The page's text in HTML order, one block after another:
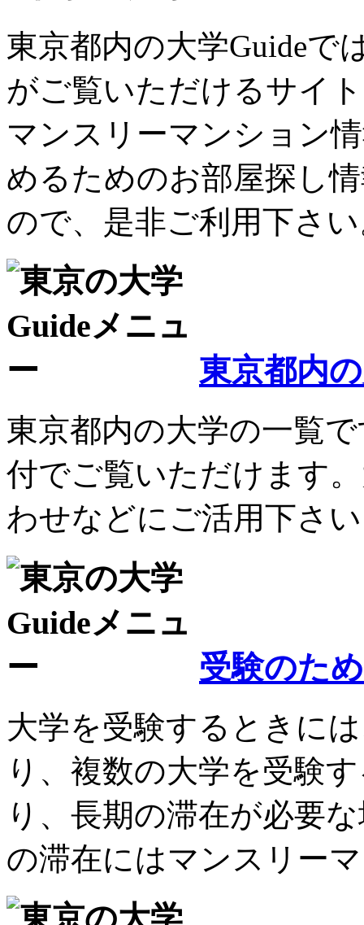
東京都内の大学Guideで
がご覧いただけるサイ
マンスリーマンション
めるためのお部屋探し
ので、是非ご利用下さ
東京都内
東京都内の大学の一覧
付でご覧いただけます
わせなどにご活用下さ
受験のた
大学を受験するときに
り、複数の大学を受験
り、長期の滞在が必要
の滞在にはマンスリー